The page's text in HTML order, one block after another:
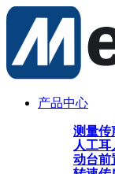
产品中心
测量传
人工耳
动台前